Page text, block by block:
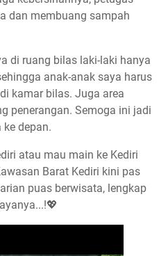
dan membuang sampah
di ruang bilas laki-laki hanya
anak-anak saya harus
kamar bilas. Juga area
penerangan. Semoga ini jadi
depan.
atau mau main ke Kediri
Barat Kediri kini pas
puas berwisata, lengkap